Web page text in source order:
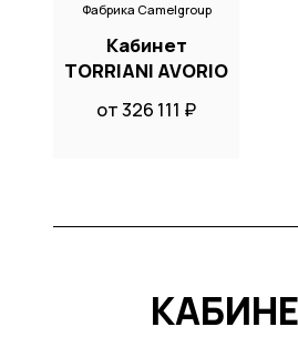
Фабрика Camelgroup
Кабинет
TORRIANI AVORIO
от 326 111 ₽